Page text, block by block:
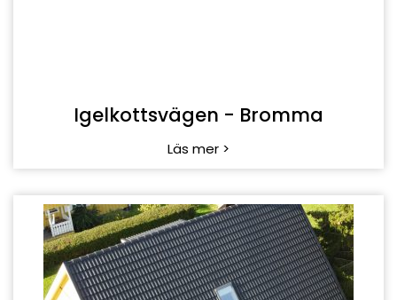
Igelkottsvägen - Bromma
Läs mer >